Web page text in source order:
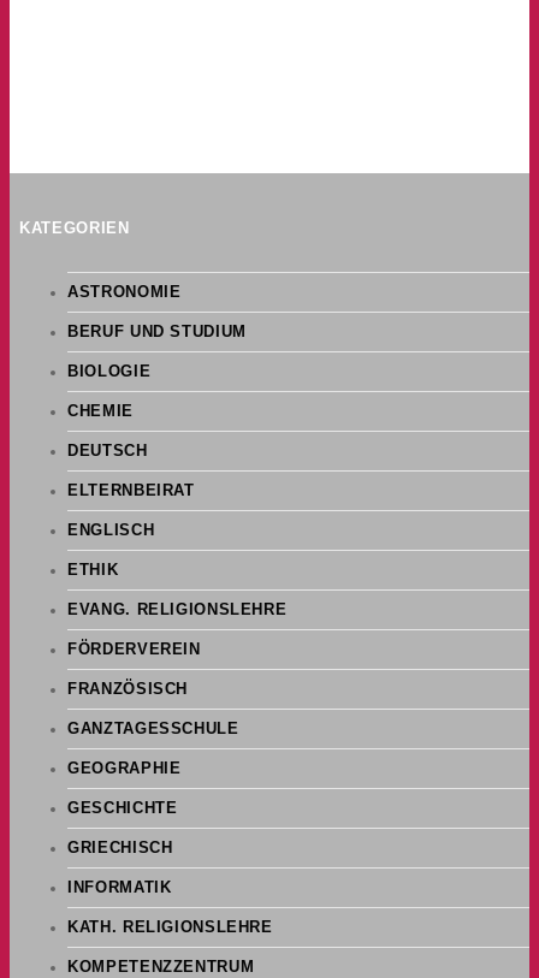
KATEGORIEN
ASTRONOMIE
BERUF UND STUDIUM
BIOLOGIE
CHEMIE
DEUTSCH
ELTERNBEIRAT
ENGLISCH
ETHIK
EVANG. RELIGIONSLEHRE
FÖRDERVEREIN
FRANZÖSISCH
GANZTAGESSCHULE
GEOGRAPHIE
GESCHICHTE
GRIECHISCH
INFORMATIK
KATH. RELIGIONSLEHRE
KOMPETENZZENTRUM